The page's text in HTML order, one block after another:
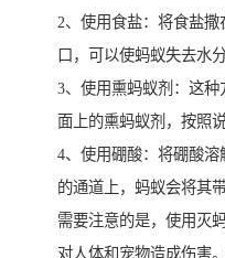
2、使用食盐：将食盐
口，可以使蚂蚁失去水
3、使用熏蚂蚁剂：这
面上的熏蚂蚁剂，按照
4、使用硼酸：将硼酸
的通道上，蚂蚁会将其
需要注意的是，使用灭
对人体和宠物造成伤害